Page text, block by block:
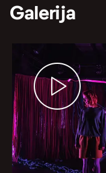
Galerija